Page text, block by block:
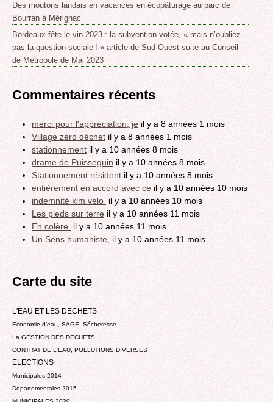
Des moutons landais en vacances en écopâturage au parc de
Bourran à Mérignac
Bordeaux fête le vin 2023 : la subvention votée, « mais n’oubliez
pas la question sociale ! » article de Sud Ouest suite au Conseil
de Métropole de Mai 2023
Commentaires récents
merci pour l'appréciation, je il y a 8 années 1 mois
Village zéro déchet il y a 8 années 1 mois
stationnement il y a 10 années 8 mois
drame de Puisseguin il y a 10 années 8 mois
Stationnement résident il y a 10 années 8 mois
entièrement en accord avec ce il y a 10 années 10 mois
indemnité klm velo il y a 10 années 10 mois
Les pieds sur terre il y a 10 années 11 mois
En colère il y a 10 années 11 mois
Un Sens humaniste, il y a 10 années 11 mois
Carte du site
L'EAU ET LES DECHETS
Economie d’eau, SAGE, Sécheresse
La GESTION DES DECHETS
CONTRAT DE L'EAU, POLLUTIONS DIVERSES
ELECTIONS
Municipales 2014
Départementales 2015